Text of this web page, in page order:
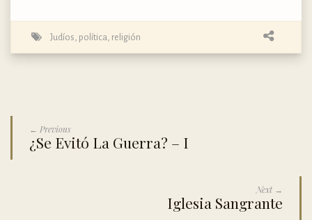
Judíos política religión
← Previous
¿Se Evitó La Guerra? – I
Next →
Iglesia Sangrante